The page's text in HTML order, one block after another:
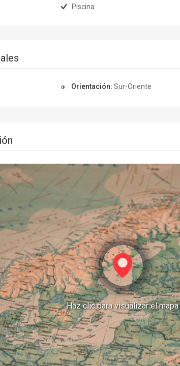
Piscina
Orientación: Sur-Oriente
Haz clic para visualizar el mapa